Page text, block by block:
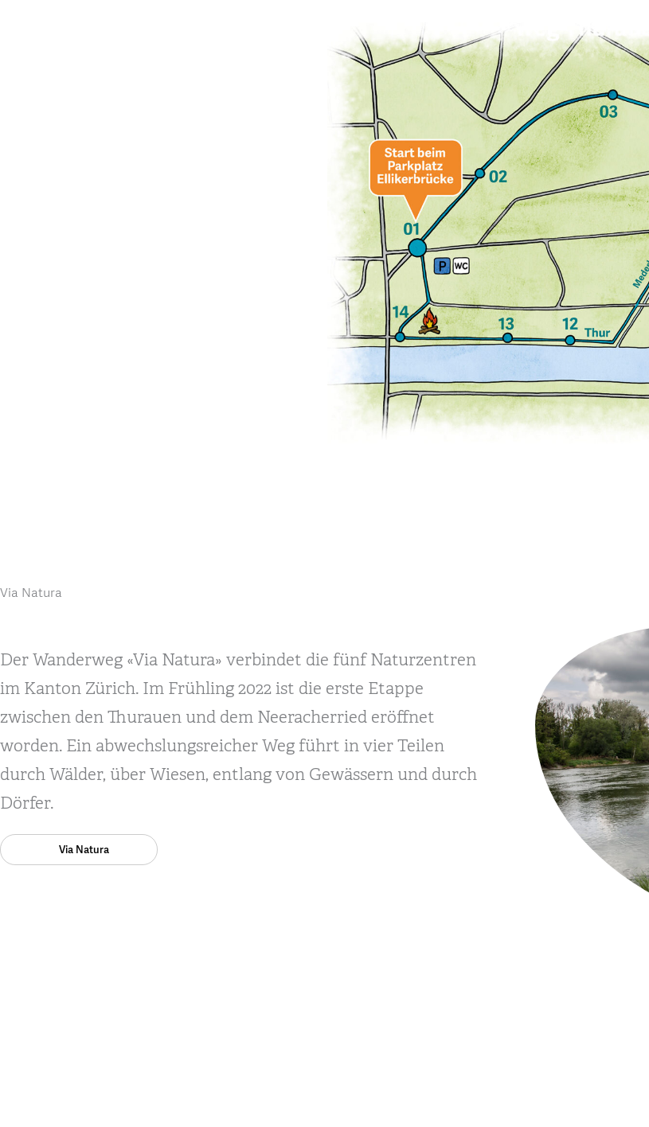
Via Natura
Der Wanderweg «Via Natura» verbindet die fünf Naturzentren
im Kanton Zürich. Im Frühling 2022 ist die erste Etappe
zwischen den Thurauen und dem Neeracherried eröffnet
worden. Ein abwechslungsreicher Weg führt in vier Teilen
durch Wälder, über Wiesen, entlang von Gewässern und durch
Dörfer.
Via Natura